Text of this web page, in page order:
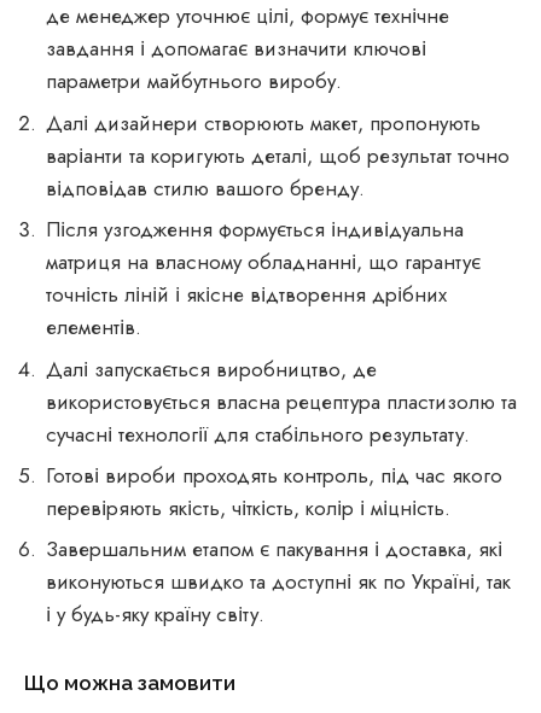
де менеджер уточнює цілі, формує технічне
завдання і допомагає визначити ключові
параметри майбутнього виробу.
Далі дизайнери створюють макет, пропонують
варіанти та коригують деталі, щоб результат точно
відповідав стилю вашого бренду.
Після узгодження формується індивідуальна
матриця на власному обладнанні, що гарантує
точність ліній і якісне відтворення дрібних
елементів.
Далі запускається виробництво, де
використовується власна рецептура пластизолю та
сучасні технології для стабільного результату.
Готові вироби проходять контроль, під час якого
перевіряють якість, чіткість, колір і міцність.
Завершальним етапом є пакування і доставка, які
виконуються швидко та доступні як по Україні, так
і у будь-яку країну світу.
Що можна замовити